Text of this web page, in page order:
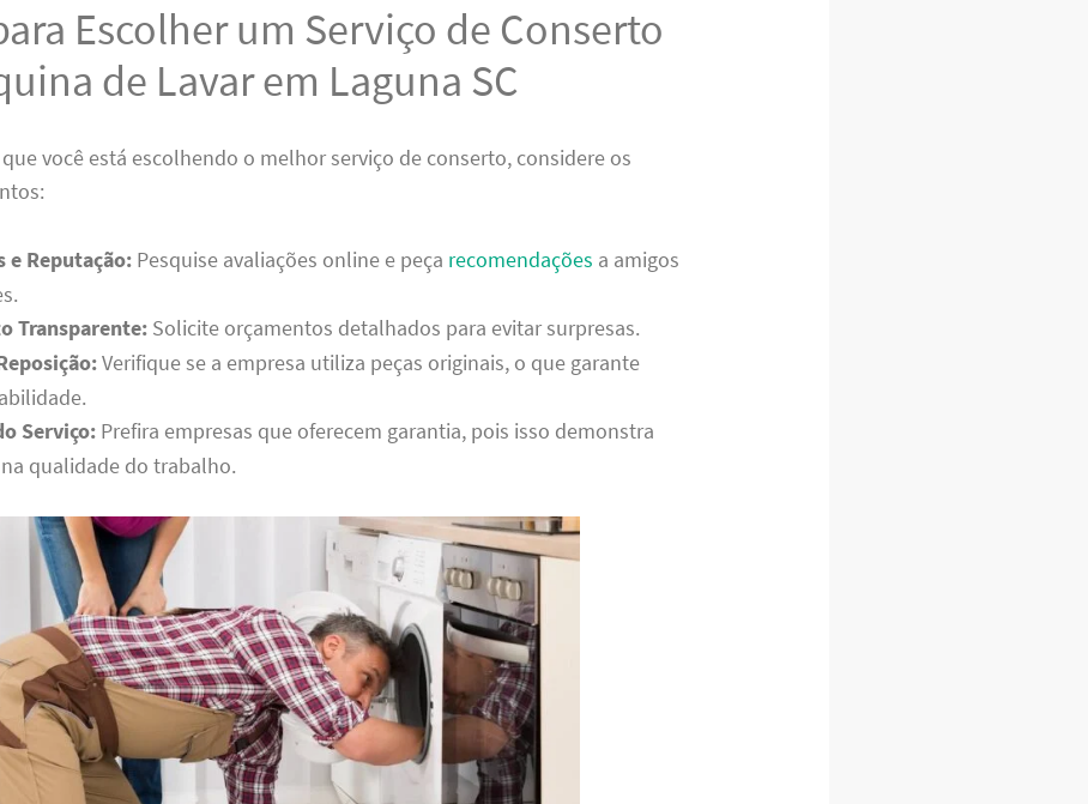
Escolher um Serviço de Conserto
de Lavar em Laguna SC
você está escolhendo o melhor serviço de conserto, considere os
e Reputação:Pesquise avaliações online e peça recomendações a amigos
Transparente:Solicite orçamentos detalhados para evitar surpresas.
Verifique se a empresa utiliza peças originais, o que garante
Serviço:Prefira empresas que oferecem garantia, pois isso demonstra
qualidade do trabalho.